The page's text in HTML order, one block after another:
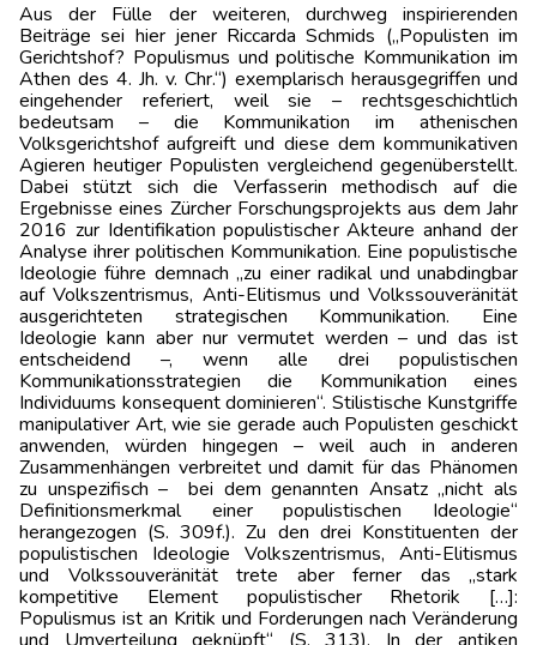
Aus der Fülle der weiteren, durchweg inspirierenden
Beiträge sei hier jener Riccarda Schmids („Populisten im
Gerichtshof? Populismus und politische Kommunikation im
Athen des 4. Jh. v. Chr.“) exemplarisch herausgegriffen und
eingehender referiert, weil sie – rechtsgeschichtlich
bedeutsam – die Kommunikation im athenischen
Volksgerichtshof aufgreift und diese dem kommunikativen
Agieren heutiger Populisten vergleichend gegenüberstellt.
Dabei stützt sich die Verfasserin methodisch auf die
Ergebnisse eines Zürcher Forschungsprojekts aus dem Jahr
2016 zur Identifikation populistischer Akteure anhand der
Analyse ihrer politischen Kommunikation. Eine populistische
Ideologie führe demnach „zu einer radikal und unabdingbar
auf Volkszentrismus, Anti-Elitismus und Volkssouveränität
ausgerichteten strategischen Kommunikation. Eine
Ideologie kann aber nur vermutet werden – und das ist
entscheidend –, wenn alle drei populistischen
Kommunikationsstrategien die Kommunikation eines
Individuums konsequent dominieren“. Stilistische Kunstgriffe
manipulativer Art, wie sie gerade auch Populisten geschickt
anwenden, würden hingegen – weil auch in anderen
Zusammenhängen verbreitet und damit für das Phänomen
zu unspezifisch – bei dem genannten Ansatz „nicht als
Definitionsmerkmal einer populistischen Ideologie“
herangezogen (S. 309f.). Zu den drei Konstituenten der
populistischen Ideologie Volkszentrismus, Anti-Elitismus
und Volkssouveränität trete aber ferner das „stark
kompetitive Element populistischer Rhetorik […]:
Populismus ist an Kritik und Forderungen nach Veränderung